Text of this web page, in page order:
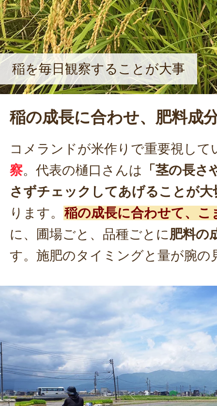
稲を毎日観察することが大事
稲の成長に合わせ、肥料成
コメランドが米作りで重要視して
察。代表の樋口さんは 「茎の長
さずチェックしてあげることが大
ります。 稲の成長に合わせて、こ
に、圃場ごと、品種ごとに肥料の
す。施肥のタイミングと量が腕の